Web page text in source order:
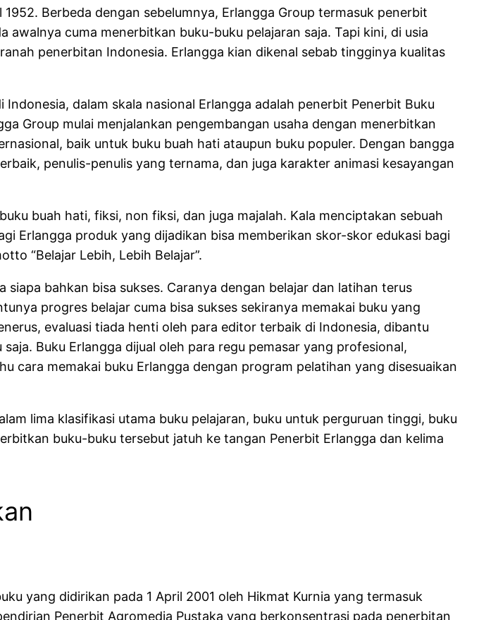
Berbeda dengan sebelumnya, Erlangga Group termasuk penerbit
cuma menerbitkan buku-buku pelajaran saja. Tapi kini, di usia
penerbitan Indonesia. Erlangga kian dikenal sebab tingginya kualitas
dalam skala nasional Erlangga adalah penerbit Penerbit Buku
Group mulai menjalankan pengembangan usaha dengan menerbitkan
baik untuk buku buah hati ataupun buku populer. Dengan bangga
penulis-penulis yang ternama, dan juga karakter animasi kesayangan
buah hati, fiksi, non fiksi, dan juga majalah. Kala menciptakan sebuah
Erlangga produk yang dijadikan bisa memberikan skor-skor edukasi bagi
“Belajar Lebih, Lebih Belajar”.
siapa bahkan bisa sukses. Caranya dengan belajar dan latihan terus
progres belajar cuma bisa sukses sekiranya memakai buku yang
evaluasi tiada henti oleh para editor terbaik di Indonesia, dibantu
Buku Erlangga dijual oleh para regu pemasar yang profesional,
cara memakai buku Erlangga dengan program pelatihan yang disesuaikan
lima klasifikasi utama buku pelajaran, buku untuk perguruan tinggi, buku
buku-buku tersebut jatuh ke tangan Penerbit Erlangga dan kelima
yang didirikan pada 1 April 2001 oleh Hikmat Kurnia yang termasuk
Penerbit Agromedia Pustaka yang berkonsentrasi pada penerbitan